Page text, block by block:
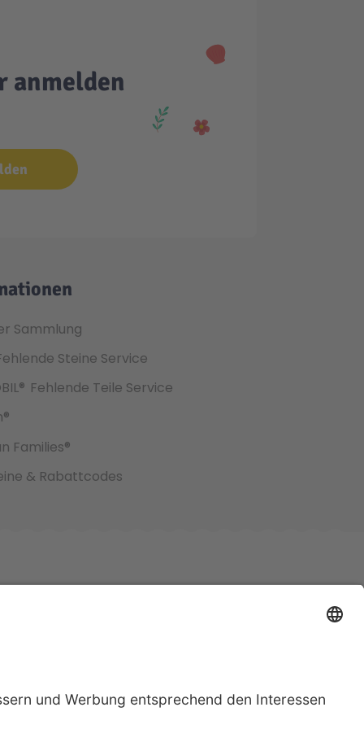
anmelden
Sammlung
Steine Service
Fehlende Teile Service
Families®
& Rabattcodes